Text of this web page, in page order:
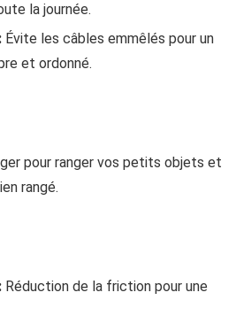
la journée.
Évite les câbles emmêlés pour un
et ordonné.
pour ranger vos petits objets et
rangé.
Réduction de la friction pour une